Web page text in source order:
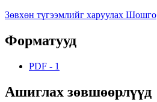
Зөвхөн түгээмлийг харуулах Шошго
Форматууд
PDF - 1
Ашиглах зөвшөөрлүүд